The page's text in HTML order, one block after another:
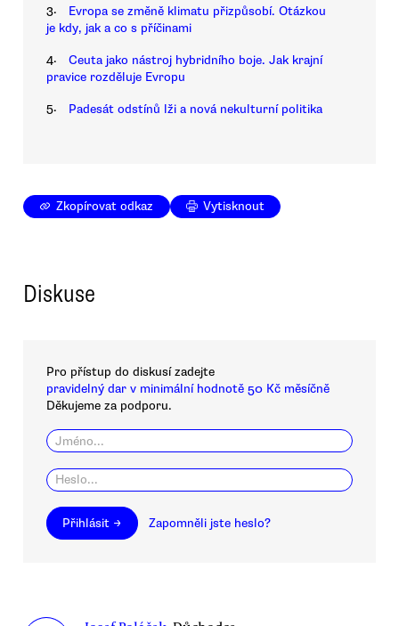
3.
Evropa se změně klimatu přizpůsobí. Otázkou
je kdy, jak a co s příčinami
4.
Ceuta jako nástroj hybridního boje. Jak krajní
pravice rozděluje Evropu
5. Padesát odstínů lži a nová nekulturní politika
Zkopírovat odkaz Vytisknout
Diskuse
Pro přístup do diskusí zadejte
pravidelný dar v minimální hodnotě 50 Kč měsíčně
Děkujeme za podporu.
Přihlásit → Zapomněli jste heslo?